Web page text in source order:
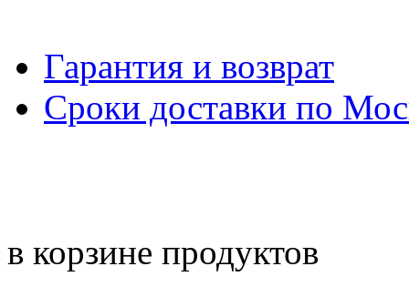
Гарантия и возврат
Сроки доставки по
в корзине продуктов